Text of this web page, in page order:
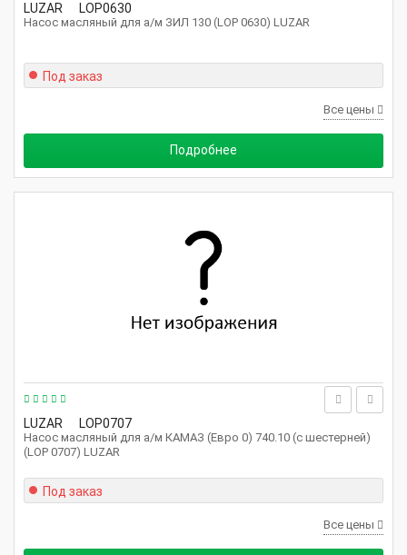
LUZAR LOP0630
Насос масляный для а/м ЗИЛ 130 (LOP 0630) LUZAR
Под заказ
Все цены
Подробнее
LUZAR LOP0707
Насос масляный для а/м КАМАЗ (Евро 0) 740.10 (с шестерней)
(LOP 0707) LUZAR
Под заказ
Все цены